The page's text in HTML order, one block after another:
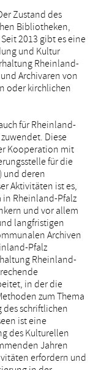
Zustand des
Bibliotheken,
2013 gibt es eine
und Kultur
Rheinland-
Archivaren von
oder kirchlichen
für Rheinland-
Diese
Kooperation mit
für die
und deren
Aktivitäten ist es,
in Rheinland-Pfalz
und vor allem
langfristigen
Archiven
Pfalz
Rheinland-
in der die
zum Thema
schriftlichen
ist eine
des Kulturellen
Jahren
erfordern und